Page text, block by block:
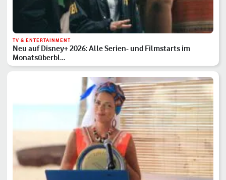
TV & ENTERTAINMENT
Neu auf Disney+ 2026: Alle Serien- und Filmstarts im
Monatsüberbl…